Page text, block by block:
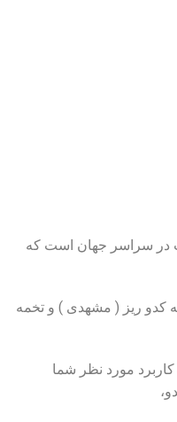
در سراسر جهان است که
کدو ریز ( مشهدی ) و تخمه
مورد نظر شما